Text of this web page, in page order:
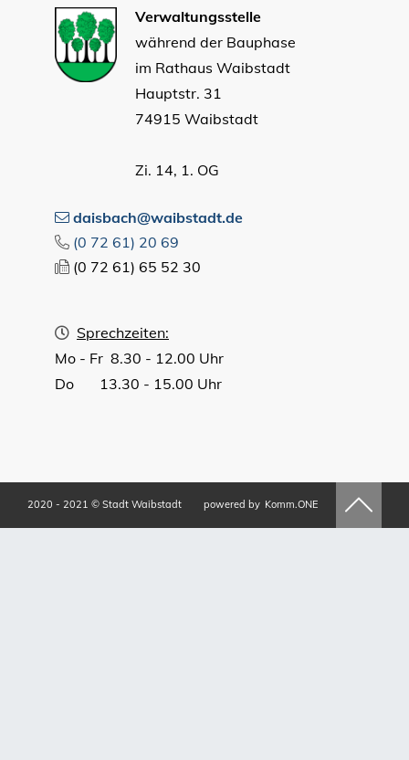
Verwaltungsstelle
während der Bauphase
im Rathaus Waibstadt
Hauptstr. 31
74915 Waibstadt
Zi. 14, 1. OG
daisbach@waibstadt.de
(0 72 61) 20 69
(0 72 61) 65 52 30
Sprechzeiten:
Mo - Fr 8.30 - 12.00 Uhr
Do 13.30 - 15.00 Uhr
2020 - 2021 © Stadt Waibstadt powered by Komm.ONE